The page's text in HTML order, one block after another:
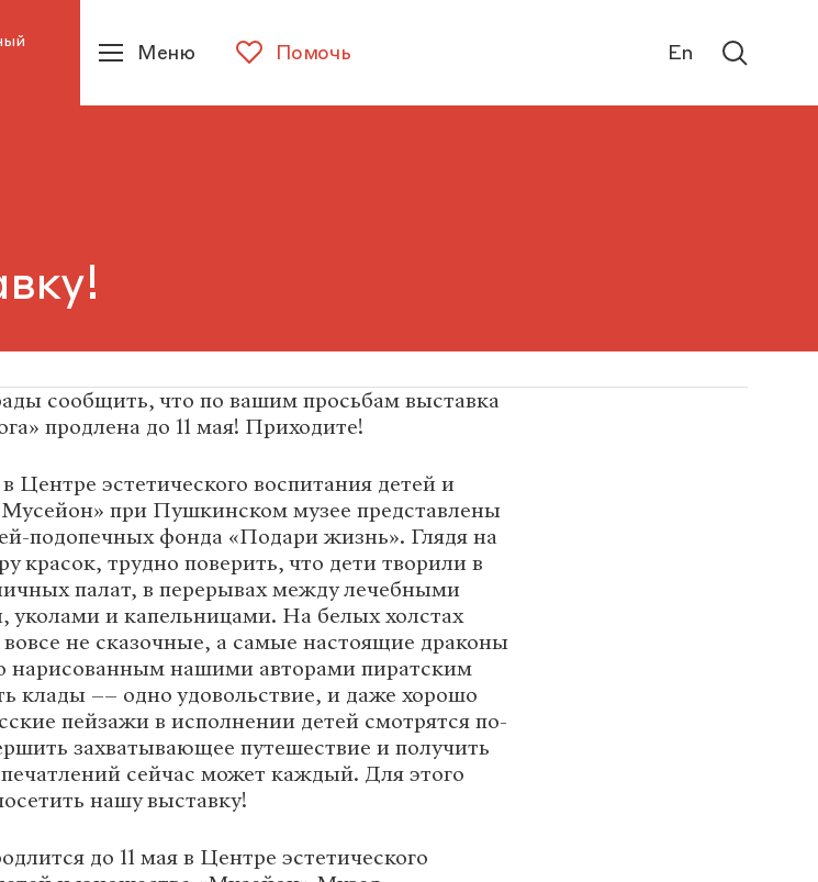
Помочь
Меню En
сообщить, что по вашим просьбам выставка
продлена до 11 мая! Приходите!
Центре эстетического воспитания детей и
при Пушкинском музее представлены
подопечных фонда «Подари жизнь». Глядя на
красок, трудно поверить, что дети творили в
палат, в перерывах между лечебными
уколами и капельницами. На белых холстах
вовсе не сказочные, а самые настоящие драконы
нарисованным нашими авторами пиратским
клады –– одно удовольствие, и даже хорошо
пейзажи в исполнении детей смотрятся по-
захватывающее путешествие и получить
сейчас может каждый. Для этого
нашу выставку!
до 11 мая в Центре эстетического